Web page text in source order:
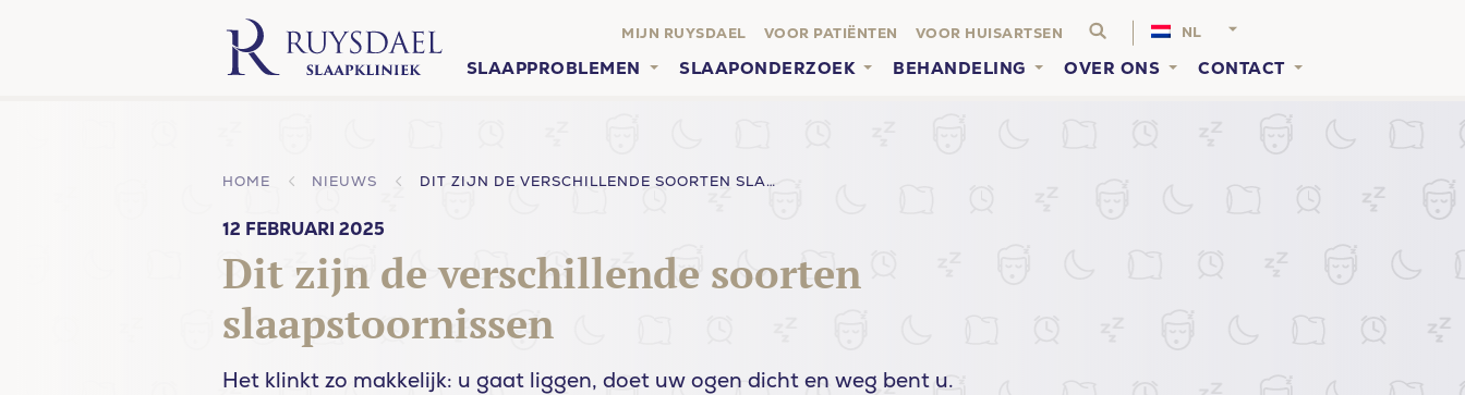
MIJN RUYSDAEL VOOR PATIËNTEN VOOR HUISARTSEN NL
SLAAPPROBLEMEN SLAAPONDERZOEK BEHANDELING OVER ONS CONTACT
HOME NIEUWS DIT ZIJN DE VERSCHILLENDE SOORTEN SLAAPSTOORNISSEN
12 FEBRUARI 2025
Dit zijn de verschillende soorten
slaapstoornissen
Het klinkt zo makkelijk: u gaat liggen, doet uw ogen dicht en weg bent u.